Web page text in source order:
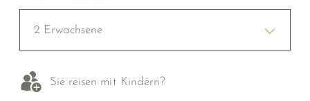
2 Erwachsene
Sie reisen mit Kindern?